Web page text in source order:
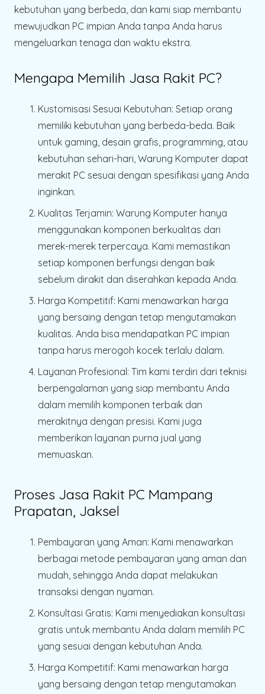
kebutuhan yang berbeda, dan kami siap membantu
mewujudkan PC impian Anda tanpa Anda harus
mengeluarkan tenaga dan waktu ekstra.
Mengapa Memilih Jasa Rakit PC?
Kustomisasi Sesuai Kebutuhan: Setiap orang
memiliki kebutuhan yang berbeda-beda. Baik
untuk gaming, desain grafis, programming, atau
kebutuhan sehari-hari, Warung Komputer dapat
merakit PC sesuai dengan spesifikasi yang Anda
inginkan.
Kualitas Terjamin: Warung Komputer hanya
menggunakan komponen berkualitas dari
merek-merek terpercaya. Kami memastikan
setiap komponen berfungsi dengan baik
sebelum dirakit dan diserahkan kepada Anda.
Harga Kompetitif: Kami menawarkan harga
yang bersaing dengan tetap mengutamakan
kualitas. Anda bisa mendapatkan PC impian
tanpa harus merogoh kocek terlalu dalam.
Layanan Profesional: Tim kami terdiri dari teknisi
berpengalaman yang siap membantu Anda
dalam memilih komponen terbaik dan
merakitnya dengan presisi. Kami juga
memberikan layanan purna jual yang
memuaskan.
Proses Jasa Rakit PC Mampang
Prapatan, Jaksel
Pembayaran yang Aman: Kami menawarkan
berbagai metode pembayaran yang aman dan
mudah, sehingga Anda dapat melakukan
transaksi dengan nyaman.
Konsultasi Gratis: Kami menyediakan konsultasi
gratis untuk membantu Anda dalam memilih PC
yang sesuai dengan kebutuhan Anda.
Harga Kompetitif: Kami menawarkan harga
yang bersaing dengan tetap mengutamakan